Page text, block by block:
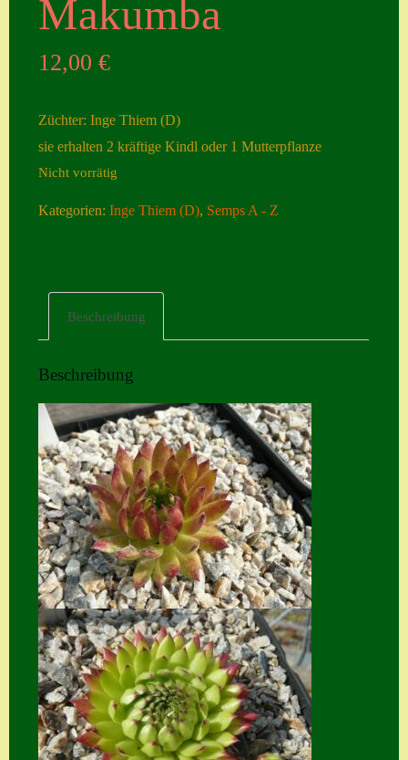
ngen
mit Semps
Heuffelii’s
Home
Hostas
Impressum
Kasse
Kontakt
Mein Konto
Naturformen
S. x nixonii
Semps die ich
suche
Makumba
12,00€
Züchter: Inge Thiem (D)
sie erhalten 2 kräftige Kindl oder 1 Mutterpflanze
Nicht vorrätig
Kategorien:Inge Thiem (D), Semps A - Z
Beschreibung
Beschreibung